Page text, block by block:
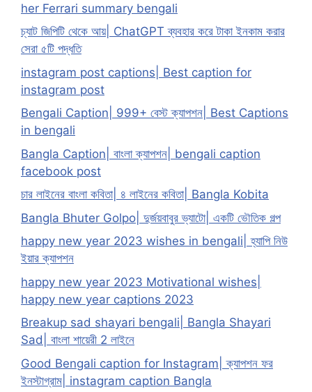
her Ferrari summary bengali
চ্যাট জিপিটি থেকে আয়| ChatGPT ব্যবহার করে টাকা ইনকাম করার
সেরা ৫টি পদ্ধতি
instagram post captions| Best caption for
instagram post
Bengali Caption| 999+ বেস্ট ক্যাপশন| Best Captions
in bengali
Bangla Caption| বাংলা ক্যাপশন| bengali caption
facebook post
চার লাইনের বাংলা কবিতা| ৪ লাইনের কবিতা| Bangla Kobita
Bangla Bhuter Golpo| দুর্জয়বাবুর ভ্যাটো| একটি ভৌতিক গল্প
happy new year 2023 wishes in bengali| হ্যাপি নিউ
ইয়ার ক্যাপশন
happy new year 2023 Motivational wishes|
happy new year captions 2023
Breakup sad shayari bengali| Bangla Shayari
Sad| বাংলা শায়েরী 2 লাইনে
Good Bengali caption for Instagram| ক্যাপশন ফর
ইনস্টাগ্রাম| instagram caption Bangla